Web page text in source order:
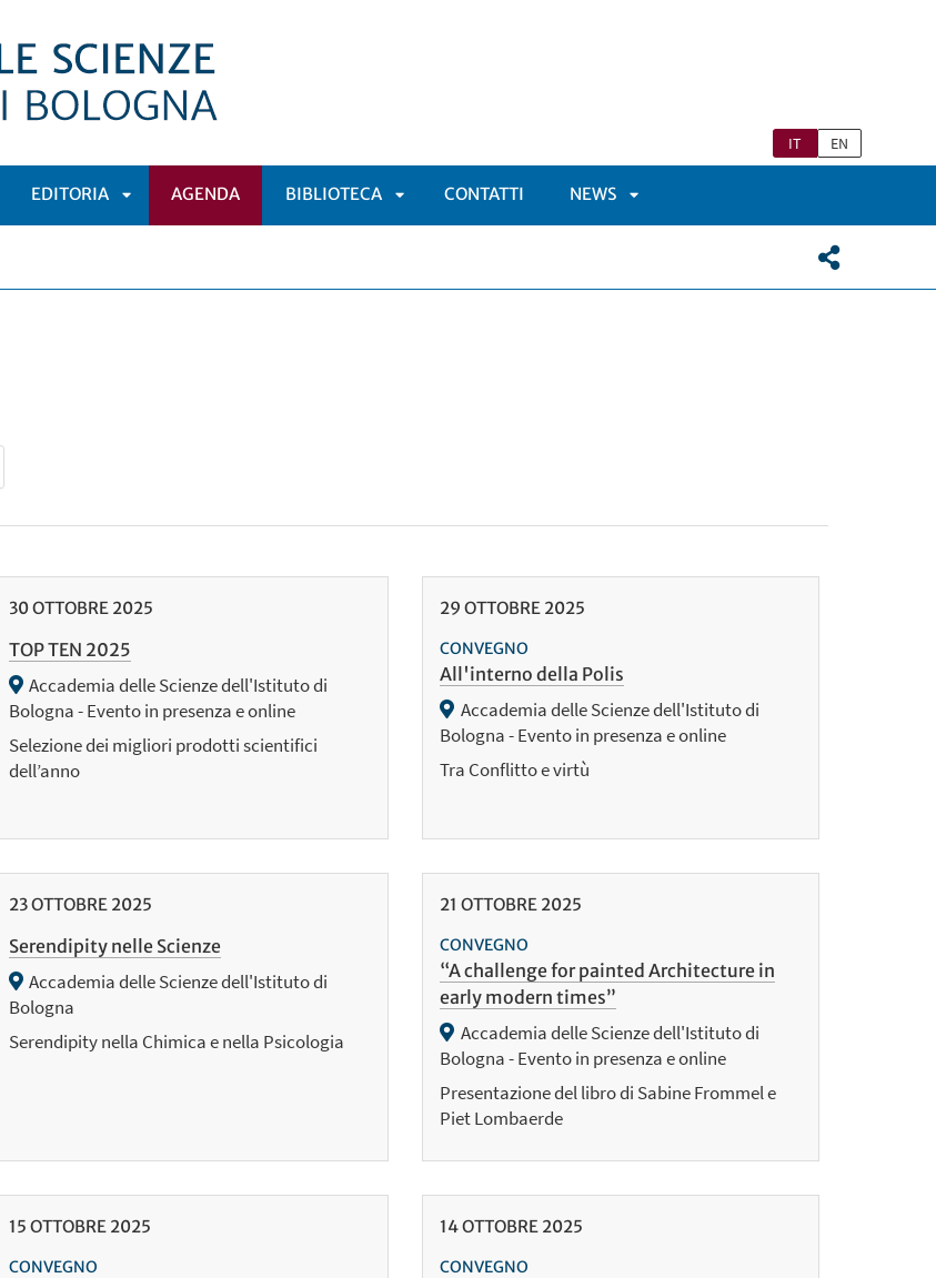
IT EN
EDITORIA AGENDA BIBLIOTECA CONTATTI NEWS
30OTTOBRE 2025
TOP TEN 2025
Accademia delle Scienze dell'Istituto di
Bologna - Evento in presenza e online
Selezione dei migliori prodotti scientifici
dell’anno
29 OTTOBRE 2025
CONVEGNO
All'interno della Polis
Accademia delle Scienze dell'Istituto di
Bologna - Evento in presenza e online
Tra Conflitto e virtù
23OTTOBRE 2025
Serendipity nelle Scienze
Accademia delle Scienze dell'Istituto di
Bologna
Serendipity nella Chimica e nella Psicologia
21 OTTOBRE 2025
CONVEGNO
“A challenge for painted Architecture in
early modern times”
Accademia delle Scienze dell'Istituto di
Bologna - Evento in presenza e online
Presentazione del libro di Sabine Frommel e
Piet Lombaerde
15 OTTOBRE 2025
CONVEGNO
14OTTOBRE 2025
CONVEGNO